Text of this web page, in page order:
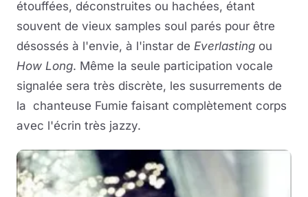
étouffées, déconstruites ou hachées, étant
souvent de vieux samples soul parés pour être
désossés à l'envie, à l'instar de Everlasting ou
How Long. Même la seule participation vocale
signalée sera très discrète, les susurrements de
la chanteuse Fumie faisant complètement corps
avec l'écrin très jazzy.